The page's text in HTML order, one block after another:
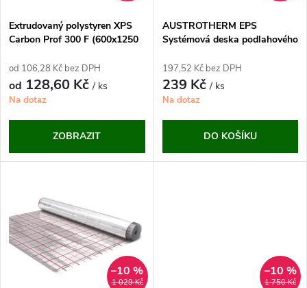
p
r
o
u
k
t
s
p
r
o
d
k
t
Extrudovaný polystyren XPS
Carbon Prof 300 F (600x1250
od 106,28 Kč bez DPH
od 128,60 Kč/ ks
Na dotaz
ZOBRAZIT
AUSTROTHERM EPS
Systémová deska podlahového
197,52 Kč bez DPH
239 Kč/ ks
Na dotaz
DO KOŠÍKU
1 029 Kč
–10 %
1 750 Kč
–10 %